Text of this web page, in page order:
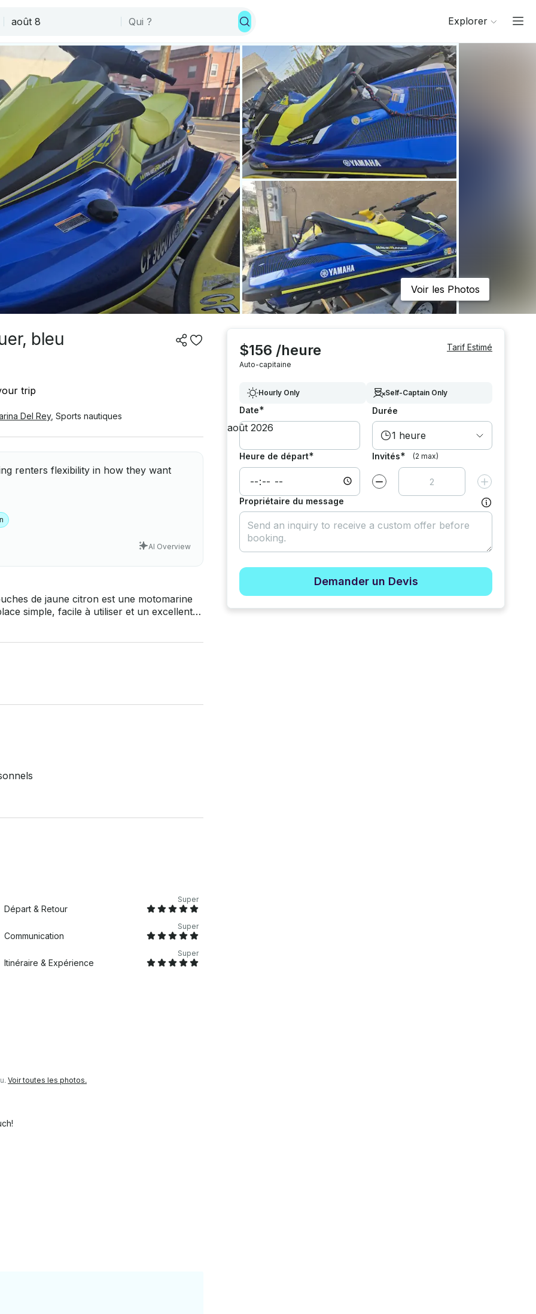
Explorer
Voir les Photos
bleu
trip
Del Rey, Sports nautiques
renters flexibility in how they want
AI Overview
de jaune citron est une motomarine
simple, facile à utiliser et un excellent
bon état de
croisière décontractée ou pour un
Départ & Retour
Super
Communication
Super
Itinéraire & Expérience
Super
Voir toutes les photos.
$156 /heure
Auto-capitaine
Tarif Estimé
Hourly Only Self-Captain Only
Date* Durée
1 heure
Heure de départ* Invités* (2 max)
Diminuer la valeur par Augmenter la
Propriétaire du message
Demander un Devis